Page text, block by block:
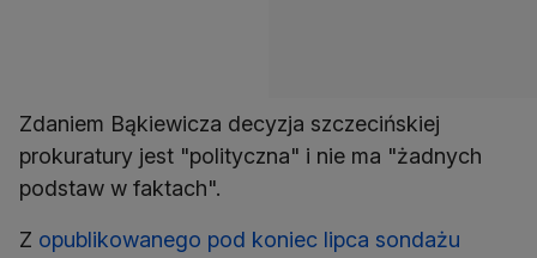
Zdaniem Bąkiewicza decyzja szczecińskiej
prokuratury jest "polityczna" i nie ma "żadnych
podstaw w faktach".
Z opublikowanego pod koniec lipca sondażu